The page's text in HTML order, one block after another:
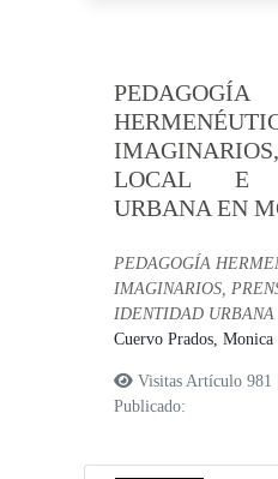
PEDAGOGÍA
LOCAL E
URBANA EN
PEDAGOGÍA
IMAGINARIOS,
IDENTIDAD URBANA
Cuervo Prados, Monica
Visitas Artículo
Publicado: